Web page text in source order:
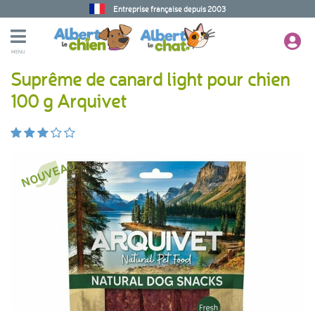
Entreprise française depuis 2003
MENU
Suprême de canard light pour chien
100 g Arquivet